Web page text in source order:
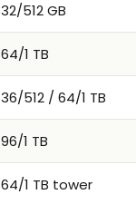
32/512 GB
64/1 TB
36/512 / 64/1 TB
96/1 TB
64/1 TB tower